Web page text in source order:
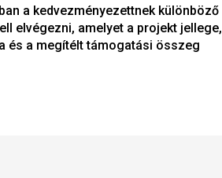
a kedvezményezettnek különböző
elvégezni, amelyet a projekt jellege,
és a megítélt támogatási összeg